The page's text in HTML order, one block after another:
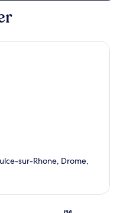
sur-Rhone, Drome,